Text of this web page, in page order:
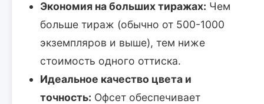
Экономия на больших тиражах: Чем
больше тираж (обычно от 500-1000
экземпляров и выше), тем ниже
стоимость одного оттиска.
Идеальное качество цвета и
точность: Офсет обеспечивает